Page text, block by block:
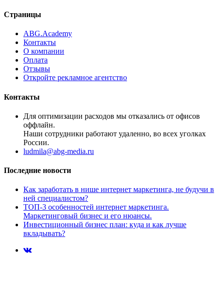
Страницы
ABG.Academy
Контакты
О компании
Оплата
Отзывы
Откройте рекламное агентство
Контакты
Для оптимизации расходов мы отказались от офисов
оффлайн.
Наши сотрудники работают удаленно, во всех уголках
России.
ludmila@abg-media.ru
Последние новости
Как заработать в нише интернет маркетинга, не будучи в
ней специалистом?
ТОП-3 особенностей интернет маркетинга.
Маркетинговый бизнес и его нюансы.
Инвестиционный бизнес план: куда и как лучше
вкладывать?